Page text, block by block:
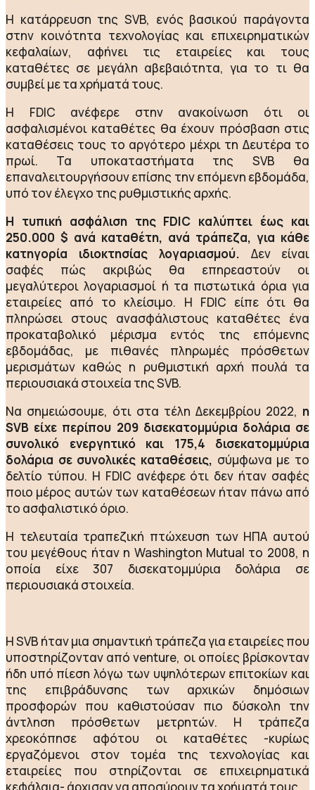
Η κατάρρευση της SVB, ενός βασικού παράγοντα
στην κοινότητα τεχνολογίας και επιχειρηματικών
κεφαλαίων, αφήνει τις εταιρείες και τους
καταθέτες σε μεγάλη αβεβαιότητα, για το τι θα
συμβεί με τα χρήματά τους.
Η FDIC ανέφερε στην ανακοίνωση ότι οι
ασφαλισμένοι καταθέτες θα έχουν πρόσβαση στις
καταθέσεις τους το αργότερο μέχρι τη Δευτέρα το
πρωί. Τα υποκαταστήματα της SVB θα
επαναλειτουργήσουν επίσης την επόμενη εβδομάδα,
υπό τον έλεγχο της ρυθμιστικής αρχής.
Η τυπική ασφάλιση της FDIC καλύπτει έως και
250.000 $ ανά καταθέτη, ανά τράπεζα, για κάθε
κατηγορία ιδιοκτησίας λογαριασμού. Δεν είναι
σαφές πώς ακριβώς θα επηρεαστούν οι
μεγαλύτεροι λογαριασμοί ή τα πιστωτικά όρια για
εταιρείες από το κλείσιμο. Η FDIC είπε ότι θα
πληρώσει στους ανασφάλιστους καταθέτες ένα
προκαταβολικό μέρισμα εντός της επόμενης
εβδομάδας, με πιθανές πληρωμές πρόσθετων
μερισμάτων καθώς η ρυθμιστική αρχή πουλά τα
περιουσιακά στοιχεία της SVB.
Να σημειώσουμε, ότι στα τέλη Δεκεμβρίου 2022, η
SVB είχε περίπου 209 δισεκατομμύρια δολάρια σε
συνολικό ενεργητικό και 175,4 δισεκατομμύρια
δολάρια σε συνολικές καταθέσεις, σύμφωνα με το
δελτίο τύπου. Η FDIC ανέφερε ότι δεν ήταν σαφές
ποιο μέρος αυτών των καταθέσεων ήταν πάνω από
το ασφαλιστικό όριο.
Η τελευταία τραπεζική πτώχευση των ΗΠΑ αυτού
του μεγέθους ήταν η Washington Mutual το 2008, η
οποία είχε 307 δισεκατομμύρια δολάρια σε
περιουσιακά στοιχεία.
Η SVB ήταν μια σημαντική τράπεζα για εταιρείες που
υποστηρίζονταν από venture, οι οποίες βρίσκονταν
ήδη υπό πίεση λόγω των υψηλότερων επιτοκίων και
της επιβράδυνσης των αρχικών δημόσιων
προσφορών που καθιστούσαν πιο δύσκολη την
άντληση πρόσθετων μετρητών. Η τράπεζα
χρεοκόπησε αφότου οι καταθέτες -κυρίως
εργαζόμενοι στον τομέα της τεχνολογίας και
εταιρείες που στηρίζονται σε επιχειρηματικά